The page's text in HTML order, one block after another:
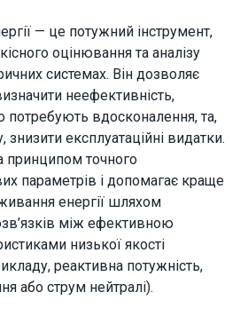
— це потужний інструмент,
оцінювання та аналізу
системах. Він дозволяє
неефективність,
вдосконалення, та,
експлуатаційні видатки.
принципом точного
параметрів і допомагає краще
енергії шляхом
між ефективною
низької якості
реактивна потужність,
або струм нейтралі).